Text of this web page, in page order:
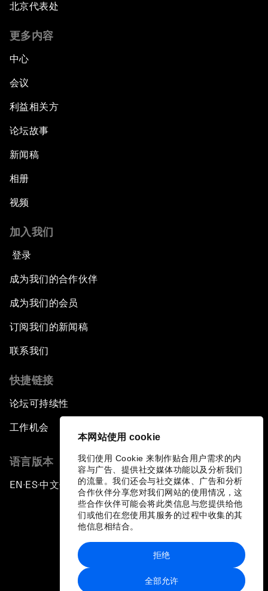
本网站使用 cookie
我们使用 Cookie 来制作贴合用户需求的内
容与广告、提供社交媒体功能以及分析我们
的流量。我们还会与社交媒体、广告和分析
合作伙伴分享您对我们网站的使用情况，这
些合作伙伴可能会将此类信息与您提供给他
们或他们在您使用其服务的过程中收集的其
他信息相结合。
全部允许
拒绝
北京代表处
更多内容
中心
会议
利益相关方
论坛故事
新闻稿
相册
视频
加入我们
登录
成为我们的合作伙伴
成为我们的会员
订阅我们的新闻稿
联系我们
快捷链接
论坛可持续性
工作机会
语言版本
EN ▪ES▪中文▪ 日本語
站点地图